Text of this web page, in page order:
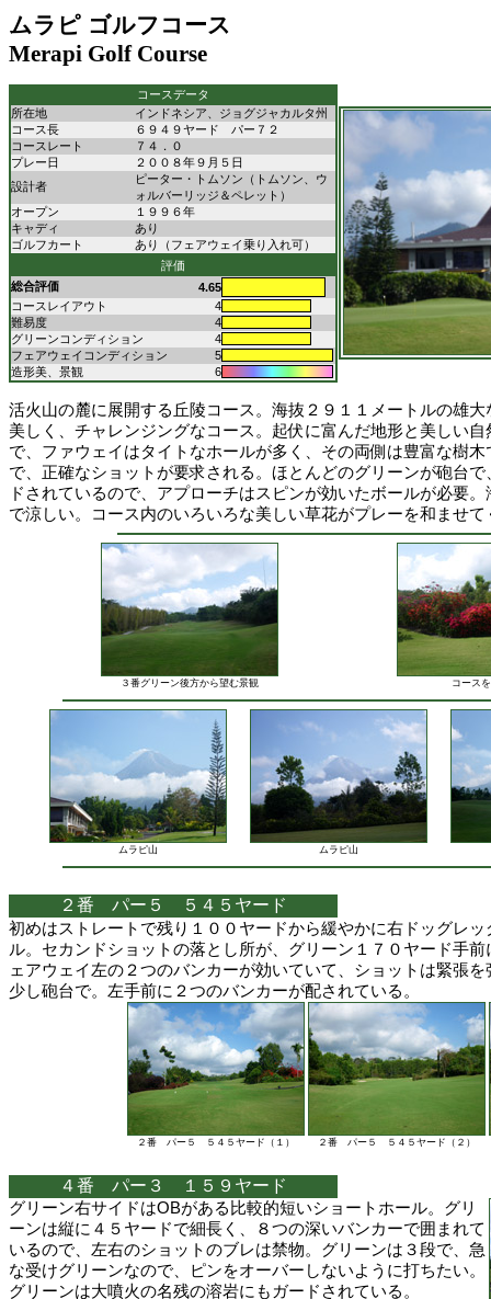
ムラピ ゴルフコース
Merapi Golf Course
コースデータ
所在地
インドネシア、ジョグジャカルタ州
コース長
６９４９ヤード パー７２
コースレート
７４．０
プレー日
２００８年９月５日
設計者
ピーター・トムソン（トムソン、ウ
ォルバーリッジ＆ペレット）
オープン
１９９６年
キャディ
あり
ゴルフカート
あり（フェアウェイ乗り入れ可）
評価
総合評価
4.65
コースレイアウト
4
難易度
4
グリーンコンディション
4
フェアウェイコンディション
5
造形美、景観
6
活火山の麓に展開する丘陵コース。海抜２９１１メートルの雄
美しく、チャレンジングなコース。起伏に富んだ地形と美しい
で、ファウェイはタイトなホールが多く、その両側は豊富な樹
で、正確なショットが要求される。ほとんどのグリーンが砲台
ドされているので、アプローチはスピンが効いたボールが必要
で涼しい。コース内のいろいろな美しい草花がプレーを和ませ
３番グリーン後方から望む景観 コース
ムラピ山 ムラピ山
２番 パー５ ５４５ヤード
初めはストレートで残り１００ヤードから緩やかに右ドッグレ
ル。セカンドショットの落とし所が、グリーン１７０ヤード手
ェアウェイ左の２つのバンカーが効いていて、ショットは緊張
少し砲台で。左手前に２つのバンカーが配されている。
２番 パー５ ５４５ヤード（２）
２番 パー５ ５４５ヤード（１）
４番 パー３ １５９ヤード
グリーン右サイドはOBがある比較的短いショートホール。グリ
ーンは縦に４５ヤードで細長く、８つの深いバンカーで囲まれて
いるので、左右のショットのブレは禁物。グリーンは３段で、急
な受けグリーンなので、ピンをオーバーしないように打ちたい。
グリーンは大噴火の名残の溶岩にもガードされている。